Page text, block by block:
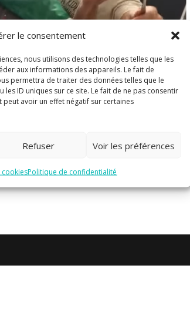
le consentement
nous utilisons des technologies telles que les
aux informations des appareils. Le fait de
permettra de traiter des données telles que le
ID uniques sur ce site. Le fait de ne pas consentir
avoir un effet négatif sur certaines
Refuser Voir les préférences
cookiesPolitique de confidentialité